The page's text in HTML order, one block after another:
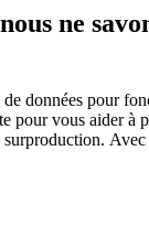
ne
données pour
pour vous aider à